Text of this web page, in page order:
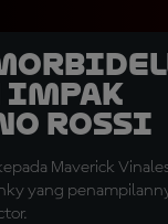
Impak
Rossi
Maverick
yang